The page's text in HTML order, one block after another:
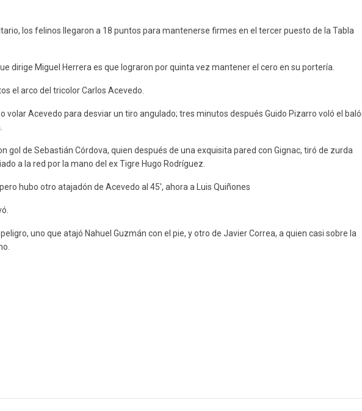
los felinos llegaron a 18 puntos para mantenerse firmes en el tercer puesto de la Tabla
dirige Miguel Herrera es que lograron por quinta vez mantener el cero en su portería.
el arco del tricolor Carlos Acevedo.
volar Acevedo para desviar un tiro angulado; tres minutos después Guido Pizarro voló el
gol de Sebastián Córdova, quien después de una exquisita pared con Gignac, tiró de zurda
a la red por la mano del ex Tigre Hugo Rodríguez.
hubo otro atajadón de Acevedo al 45′, ahora a Luis Quiñones
uno que atajó Nahuel Guzmán con el pie, y otro de Javier Correa, a quien casi sobre la